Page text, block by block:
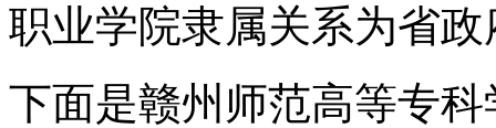
职业学院隶属关系为省政
下面是赣州师范高等专